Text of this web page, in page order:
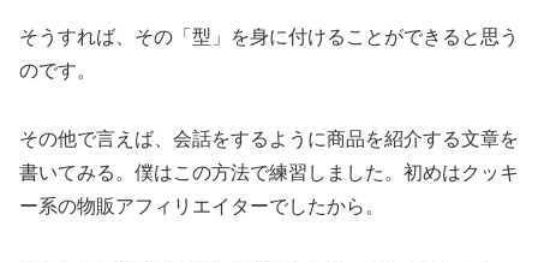
そうすれば、その「型」を身に付けることができると思う
のです。
その他で言えば、会話をするように商品を紹介する文章を
書いてみる。僕はこの方法で練習しました。初めはクッキ
ー系の物販アフィリエイターでしたから。